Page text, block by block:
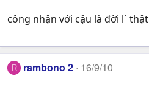
công nhận với cậu là đời l` thật
R rambono 2 16/9/10